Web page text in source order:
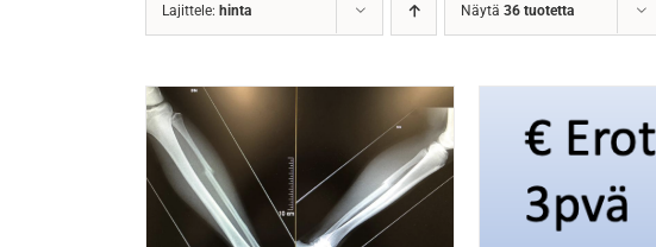
Lajittele: hinta Näytä 36 tuotetta